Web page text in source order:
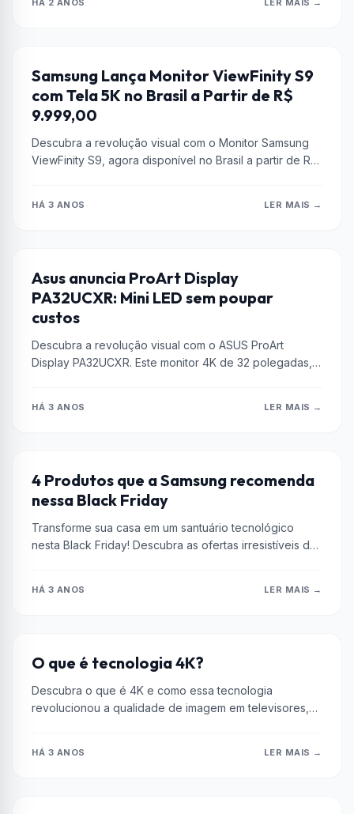
HÁ 2 ANOS LER MAIS →
KABUM
Samsung Lança Monitor ViewFinity S9
com Tela 5K no Brasil a Partir de R$
9.999,00
Descubra a revolução visual com o Monitor Samsung
ViewFinity S9, agora disponível no Brasil a partir de R$
HÁ 3 ANOS LER MAIS →
ADOBE
Asus anuncia ProArt Display
PA32UCXR: Mini LED sem poupar
custos
Descubra a revolução visual com o ASUS ProArt
Display PA32UCXR. Este monitor 4K de 32 polegadas,
HÁ 3 ANOS LER MAIS →
AR-CONDICIONADO
4 Produtos que a Samsung recomenda
nessa Black Friday
Transforme sua casa em um santuário tecnológico
nesta Black Friday! Descubra as ofertas irresistíveis da
HÁ 3 ANOS LER MAIS →
MONITOR
O que é tecnologia 4K?
Descubra o que é 4K e como essa tecnologia
revolucionou a qualidade de imagem em televisores,
HÁ 3 ANOS LER MAIS →